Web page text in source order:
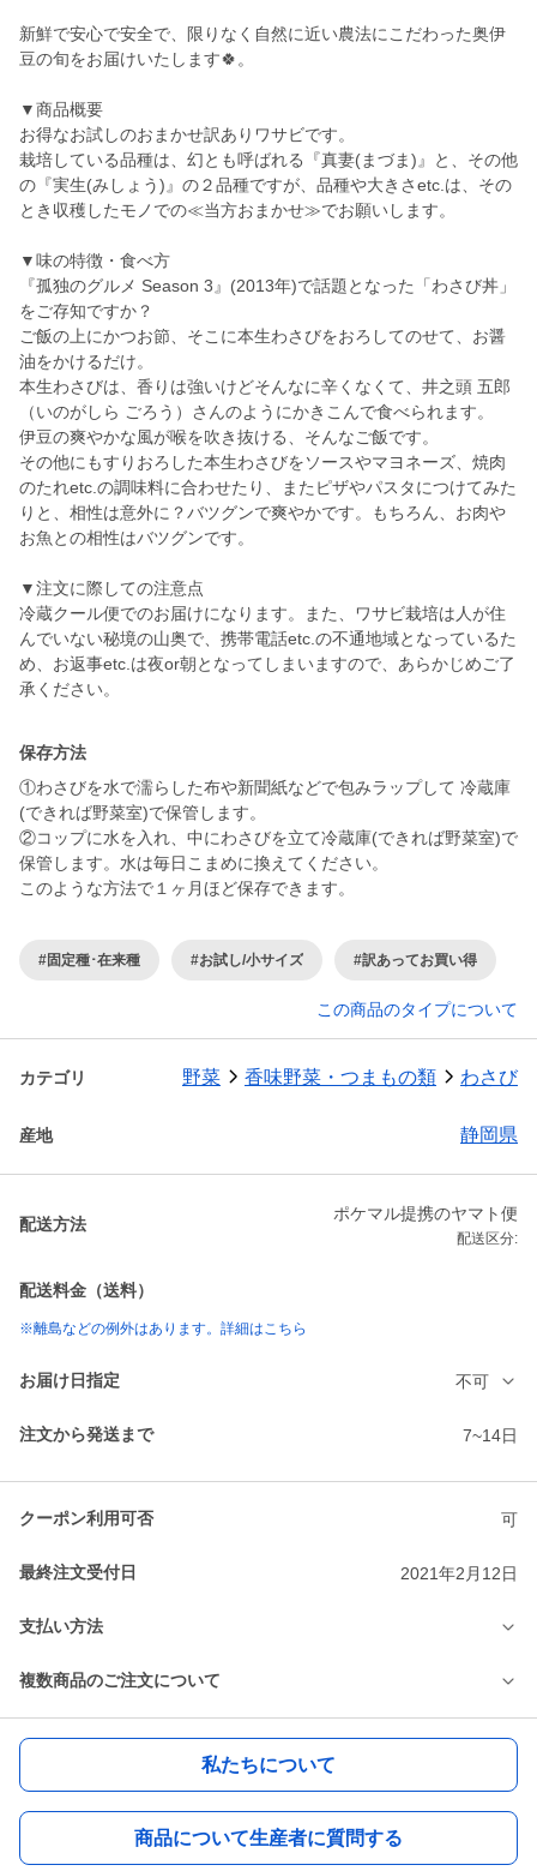
新鮮で安心で安全で、限りなく自然に近い農法にこだわった奥伊
豆の旬をお届けいたします🍀。
▼商品概要
お得なお試しのおまかせ訳ありワサビです。
栽培している品種は、幻とも呼ばれる『真妻(まづま)』と、その他
の『実生(みしょう)』の２品種ですが、品種や大きさetc.は、その
とき収穫したモノでの≪当方おまかせ≫でお願いします。
▼味の特徴・食べ方
『孤独のグルメ Season 3』(2013年)で話題となった「わさび丼」
をご存知ですか？
ご飯の上にかつお節、そこに本生わさびをおろしてのせて、お醤
油をかけるだけ。
本生わさびは、香りは強いけどそんなに辛くなくて、井之頭 五郎
（いのがしら ごろう）さんのようにかきこんで食べられます。
伊豆の爽やかな風が喉を吹き抜ける、そんなご飯です。
その他にもすりおろした本生わさびをソースやマヨネーズ、焼肉
のたれetc.の調味料に合わせたり、またピザやパスタにつけてみた
りと、相性は意外に？バツグンで爽やかです。もちろん、お肉や
お魚との相性はバツグンです。
▼注文に際しての注意点
冷蔵クール便でのお届けになります。また、ワサビ栽培は人が住
んでいない秘境の山奥で、携帯電話etc.の不通地域となっているた
め、お返事etc.は夜or朝となってしまいますので、あらかじめご了
承ください。
保存方法
①わさびを水で濡らした布や新聞紙などで包みラップして 冷蔵庫
(できれば野菜室)で保管します。
②コップに水を入れ、中にわさびを立て冷蔵庫(できれば野菜室)で
保管します。水は毎日こまめに換えてください。
このような方法で１ヶ月ほど保存できます。
#固定種･在来種 #お試し/小サイズ #訳あってお買い得
この商品のタイプについて
カテゴリ 野菜 香味野菜・つまもの類 わさび
産地 静岡県
配送方法
ポケマル提携のヤマト便
配送区分:
配送料金（送料）
※離島などの例外はあります。詳細はこちら
お届け日指定 不可
注文から発送まで 7~14日
クーポン利用可否 可
最終注文受付日 2021年2月12日
支払い方法
複数商品のご注文について
私たちについて
商品について生産者に質問する